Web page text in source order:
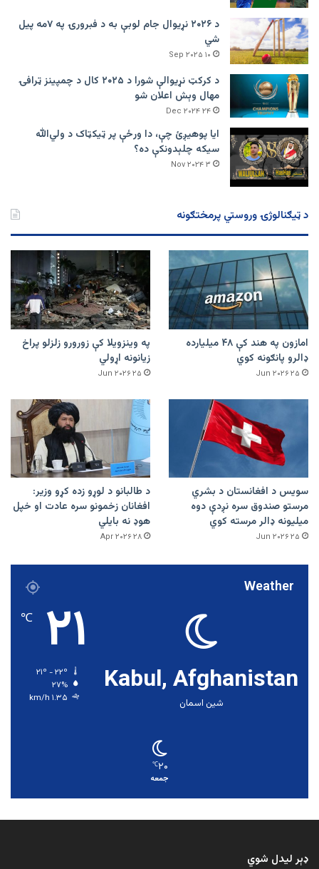
د ۲۰۲۶ نړیوال جام لوبې به د فبرورۍ په ۷مه پیل
شي
۱۰ Sep ۲۰۲۵
د کرکټ نړیوالې شورا د ۲۰۲۵ کال د چمپینز ټرافۍ
مهال وېش اعلان شو
۲۴ Dec ۲۰۲۴
ایا پوهیږئ چې، دا ورځې پر ټيکټاک د ولي‌الله
سیکه چلېدونکې ده؟
۳ Nov ۲۰۲۴
د ټیګنالوژۍ وروستي پرمختګونه
امازون په هند کې ۴۸ میلیارده
ډالرو پانګونه کوي
۲۵ Jun ۲۰۲۶
په وینزویلا کې زورورو زلزلو پراخ
زیانونه اړولي
۲۵ Jun ۲۰۲۶
سویس د افغانستان د بشري
مرستو صندوق سره نږدې دوه
میلیونه ډالر مرسته کوي
۲۵ Jun ۲۰۲۶
د طالبانو د لوړو زده کړو وزیر:
افغانان زخمونو سره عادت او خپل
هوډ نه بایلي
۲۸ Apr ۲۰۲۶
Weather
Kabul, Afghanistan
شین اسمان
۲۱ ℃
۲۷%
۱.۳۵ km/h
۲۰℃
جمعه
ډېر لیدل شوي